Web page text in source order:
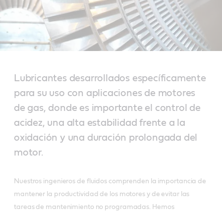
Lubricantes desarrollados específicamente
para su uso con aplicaciones de motores
de gas, donde es importante el control de
acidez, una alta estabilidad frente a la
oxidación y una duración prolongada del
motor.
Nuestros ingenieros de fluidos comprenden la importancia de
mantener la productividad de los motores y de evitar las
tareas de mantenimiento no programadas. Hemos